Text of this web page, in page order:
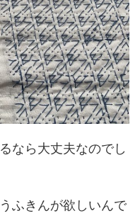
なら大丈夫なのでし
ふきんが欲しいんで